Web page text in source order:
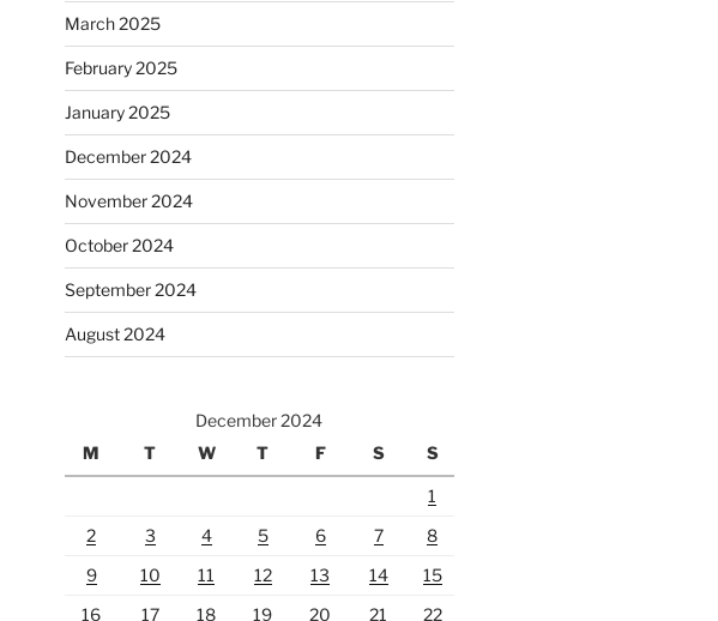
March 2025
February 2025
January 2025
December 2024
November 2024
October 2024
September 2024
August 2024
December 2024
M
T W T F S S
1
2
3 4 5 6 7
8
9
10 11 12 13 14
15
16
17 18 19 20 21
22